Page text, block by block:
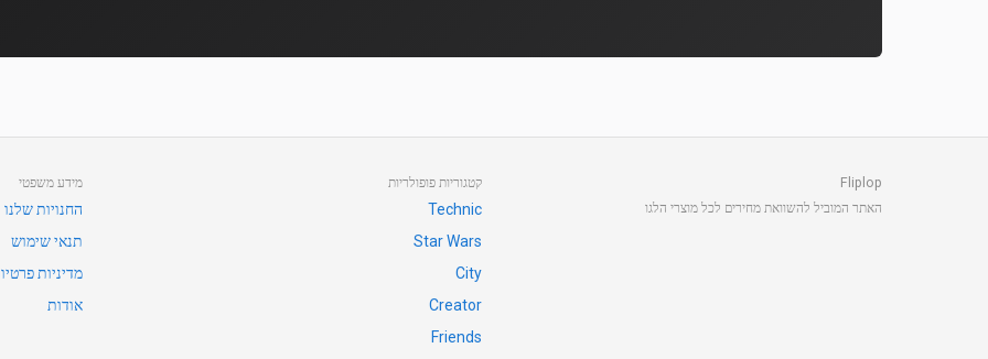
Fliplop
האתר המוביל להשוואת מחירים לכל מוצרי הלגו
קטגוריות פופולריות
Technic
Star Wars
City
Creator
Friends
מידע משפטי
החנויות שלנו
תנאי שימוש
מדיניות
אודות